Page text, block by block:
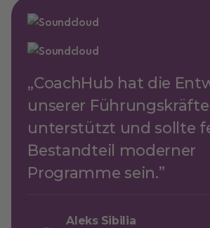
„CoachHub hat die
unserer
unterstützt und sollte
Bestandteil moderner
Programme sein.”
Aleks Sibilia